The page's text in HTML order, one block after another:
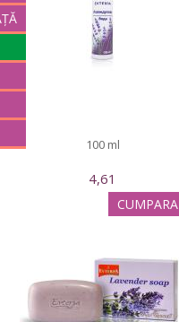
100 ml
4,61
CUMPARA